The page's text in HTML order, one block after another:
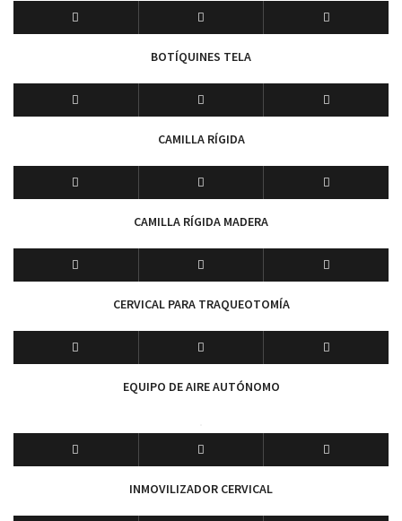
BOTÍQUINES TELA
CAMILLA RÍGIDA
CAMILLA RÍGIDA MADERA
CERVICAL PARA TRAQUEOTOMÍA
EQUIPO DE AIRE AUTÓNOMO
INMOVILIZADOR CERVICAL